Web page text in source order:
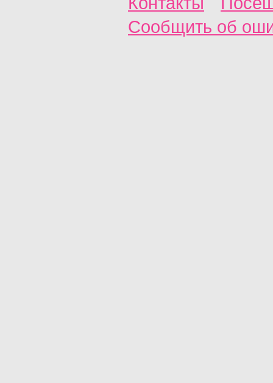
Сообщить об